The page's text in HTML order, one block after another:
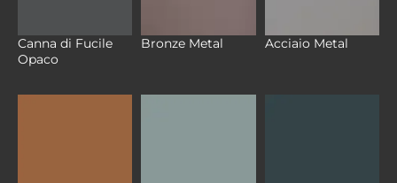
Canna di Fucile
Opaco
Bronze Metal Acciaio Metal